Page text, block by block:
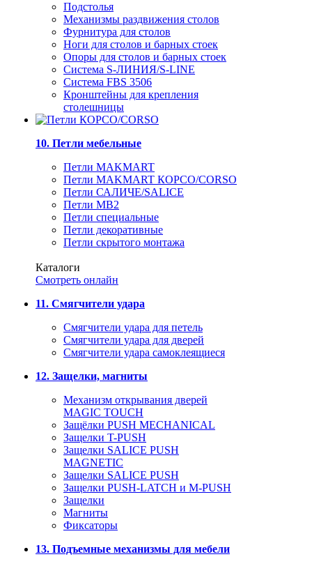
Подстолья
Механизмы раздвижения столов
Фурнитура для столов
Ноги для столов и барных стоек
Опоры для столов и барных стоек
Система S-ЛИНИЯ/S-LINE
Система FBS 3506
Кронштейны для крепления
столешницы
10. Петли мебельные
Петли MAKMART
Петли MAKMART КОРСО/CORSO
Петли САЛИЧЕ/SALICE
Петли MB2
Петли специальные
Петли декоративные
Петли скрытого монтажа
Каталоги
Смотреть онлайн
11. Смягчители удара
Смягчители удара для петель
Смягчители удара для дверей
Cмягчители удара самоклеящиеся
12. Защелки, магниты
Механизм открывания дверей
MAGIC TOUCH
Защёлки PUSH MECHANICAL
Защелки T-PUSH
Защелки SALICE PUSH
MAGNETIC
Защелки SALICE PUSH
Защелки PUSH-LATCH и M-PUSH
Защелки
Магниты
Фиксаторы
13. Подъемные механизмы для мебели